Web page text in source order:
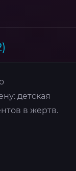
детская
в жертв.